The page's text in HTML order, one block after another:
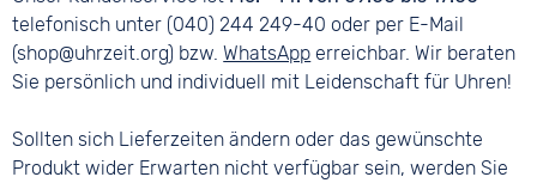
telefonisch unter (040) 244 249-40 oder per E-Mail
(shop@uhrzeit.org) bzw.WhatsApp erreichbar. Wir beraten
Sie persönlich und individuell mit Leidenschaft für Uhren!
Sollten sich Lieferzeiten ändern oder das gewünschte
Produkt wider Erwarten nicht verfügbar sein, werden Sie